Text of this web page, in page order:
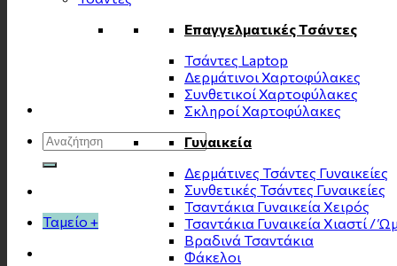
Αναζήτηση
για:
Ταμείο +
Επαγγελματικές Τσάντες
Τσάντες Laptop
Δερμάτινοι Χαρτοφύλακες
Συνθετικοί Χαρτοφύλακες
Σκληροί Χαρτοφύλακες
Γυναικεία
Δερμάτινες Τσάντες Γυναικείες
Συνθετικές Τσάντες Γυναικείες
Τσαντάκια Γυναικεία Χειρός
Τσαντάκια Γυναικεία Χιαστί /
Βραδινά Τσαντάκια
Φάκελοι